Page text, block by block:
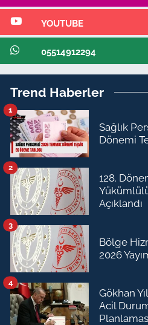
YOUTUBE
05514912294
Trend Haberler
Sağlık
Dönemi
1
128.
Açıklandı
2
Bölge
2026
3
Gökhan
Acil
4